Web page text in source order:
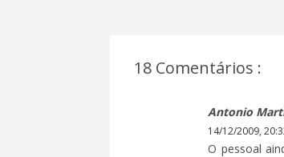
18 Comentários :
Antonio
14/12/2009,
O pessoal